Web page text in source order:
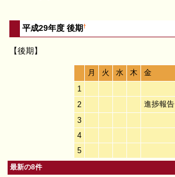
平成29年度 後期†
【後期】
月 火 水 木 金
1
2
進捗報告
3
4
5
最新の8件